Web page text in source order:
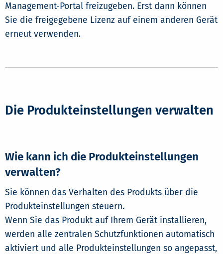
Management-Portal freizugeben. Erst dann können
Sie die freigegebene Lizenz auf einem anderen Gerät
erneut verwenden.
Die Produkteinstellungen verwalten
Wie kann ich die Produkteinstellungen
verwalten?
Sie können das Verhalten des Produkts über die
Produkteinstellungen steuern.
Wenn Sie das Produkt auf Ihrem Gerät installieren,
werden alle zentralen Schutzfunktionen automatisch
aktiviert und alle Produkteinstellungen so angepasst,